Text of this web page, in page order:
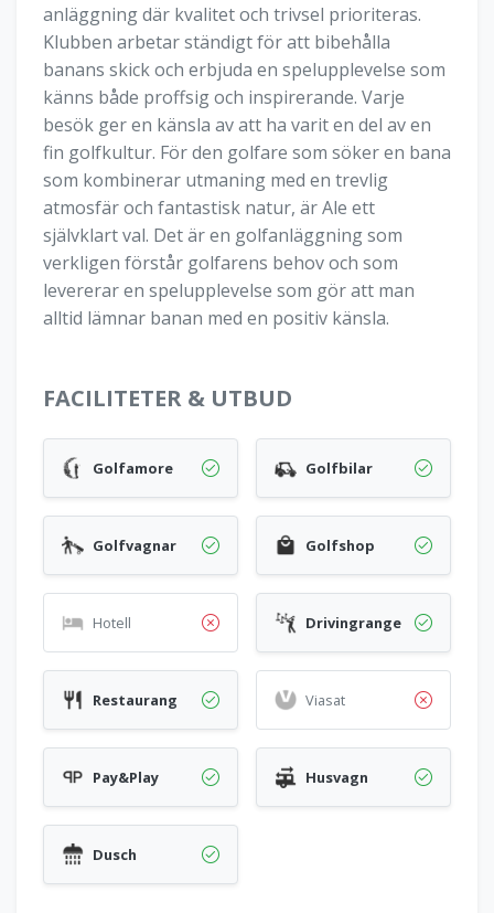
anläggning där kvalitet och trivsel prioriteras.
Klubben arbetar ständigt för att bibehålla
banans skick och erbjuda en spelupplevelse som
känns både proffsig och inspirerande. Varje
besök ger en känsla av att ha varit en del av en
fin golfkultur. För den golfare som söker en bana
som kombinerar utmaning med en trevlig
atmosfär och fantastisk natur, är Ale ett
självklart val. Det är en golfanläggning som
verkligen förstår golfarens behov och som
levererar en spelupplevelse som gör att man
alltid lämnar banan med en positiv känsla.
FACILITETER & UTBUD
Golfamore Golfbilar
Golfvagnar Golfshop
Hotell Drivingrange
Restaurang Viasat
Pay&Play Husvagn
Dusch